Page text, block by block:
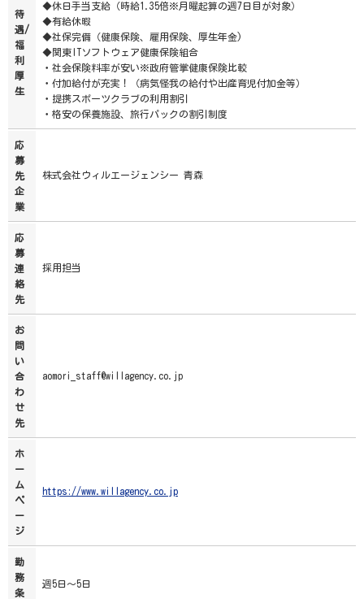
待
遇/
福
利
厚
生
◆休日手当支給（時給1.35倍※月曜起算の週7日目が対象）
◆有給休暇
◆社保完備（健康保険、雇用保険、厚生年金)
◆関東ITソフトウェア健康保険組合
・社会保険料率が安い※政府管掌健康保険比較
・付加給付が充実！（病気怪我の給付や出産育児付加金等）
・提携スポーツクラブの利用割引
・格安の保養施設、旅行パックの割引制度
応
募
先
企
業
株式会社ウィルエージェンシー 青森
応
募
連
絡
先
採用担当
お
問
い
合
わ
せ
先
aomori_staff@willagency.co.jp
ホ
ー
ム
ペ
ー
ジ
https://www.willagency.co.jp
勤
務
条
週5日～5日